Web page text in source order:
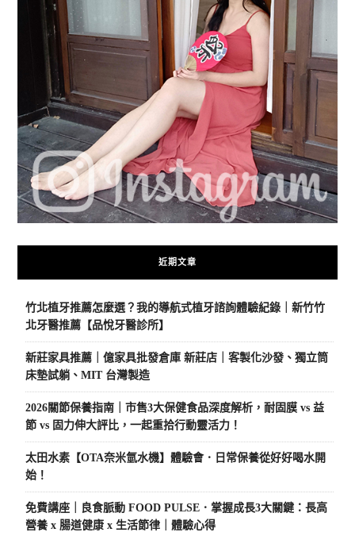
近期文章
竹北植牙推薦怎麼選？我的導航式植牙諮詢體驗紀錄｜新竹竹
北牙醫推薦【品悅牙醫診所】
新莊家具推薦｜億家具批發倉庫 新莊店｜客製化沙發、獨立筒
床墊試躺、MIT 台灣製造
2026關節保養指南｜市售3大保健食品深度解析，耐固膜 vs 益
節 vs 固力伸大評比，一起重拾行動靈活力！
太田水素【OTA奈米氫水機】體驗會．日常保養從好好喝水開
始！
免費講座｜良食脈動 FOOD PULSE．掌握成長3大關鍵：長高
營養 x 腸道健康 x 生活節律｜體驗心得